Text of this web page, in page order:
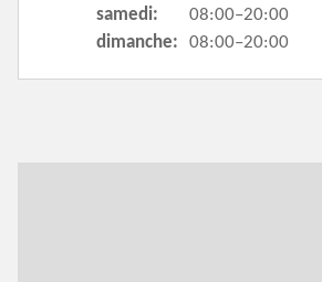
samedi:
08:00–20:00
dimanche:
08:00–20:00